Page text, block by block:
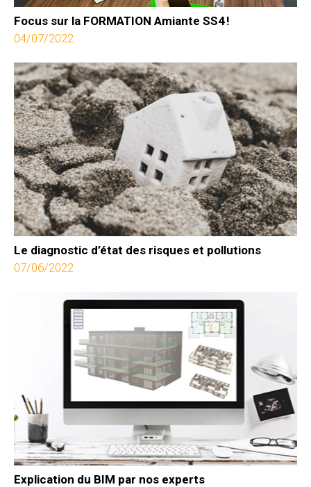
Focus sur la FORMATION Amiante SS4 !
04/07/2022
Le diagnostic d’état des risques et pollutions
07/06/2022
Explication du BIM par nos experts